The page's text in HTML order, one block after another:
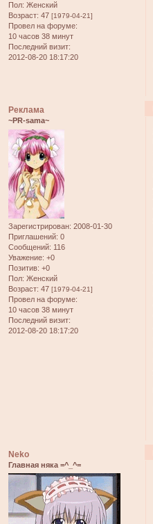
Пол: Женский
Возраст: 47 [1979-04-21]
Провел на форуме:
10 часов 38 минут
Последний визит:
2012-08-20 18:17:20
Реклама
~PR-sama~
Зарегистрирован: 2008-01-30
Приглашений: 0
Сообщений: 116
Уважение: +0
Позитив: +0
Пол: Женский
Возраст: 47 [1979-04-21]
Провел на форуме:
10 часов 38 минут
Последний визит:
2012-08-20 18:17:20
Neko
Главная няка =^_^=